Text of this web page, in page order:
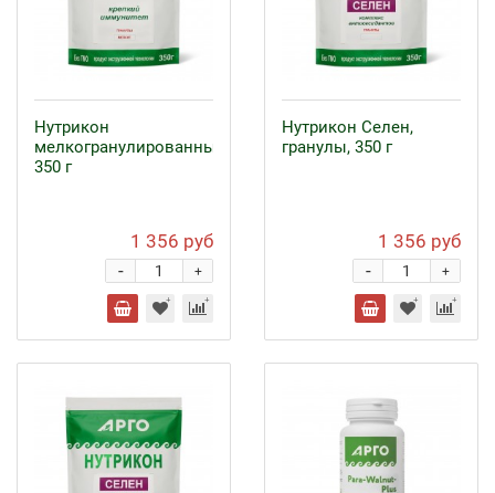
Нутрикон
мелкогранулированный,
350 г
1 356 руб
+
-
Нутрикон Селен,
гранулы, 350 г
1 356 руб
+
-